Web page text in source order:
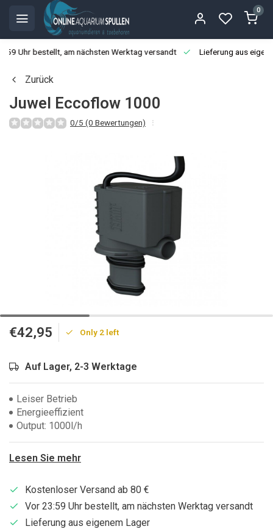
0
Uhr bestellt, am nächsten Werktag versandt Lieferung aus
Zurück
Juwel Eccoflow 1000
0/5 (0 Bewertungen)
€42,95 Only 2 left
Auf Lager, 2-3 Werktage
Leiser Betrieb
Energieeffizient
Output: 1000l/h
Lesen Sie mehr
Kostenloser Versand ab 80 €
Vor 23:59 Uhr bestellt, am nächsten Werktag versandt
Lieferung aus eigenem Lager